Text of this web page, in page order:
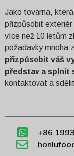
Jako továrna,
přizpůsobit
více než 10 letům
požadavky mnoha
přizpůsobit váš
představ a splnit
kontaktovat a
+86